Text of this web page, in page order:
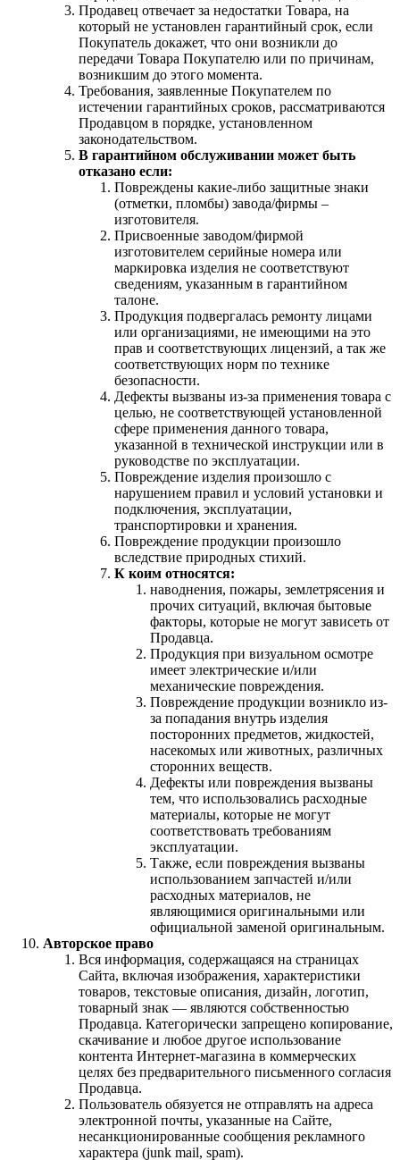
Продавец отвечает за недостатки Товара, на
который не установлен гарантийный срок, если
Покупатель докажет, что они возникли до
передачи Товара Покупателю или по причинам,
возникшим до этого момента.
Требования, заявленные Покупателем по
истечении гарантийных сроков, рассматриваются
Продавцом в порядке, установленном
законодательством.
В гарантийном обслуживании может быть
отказано если:
Повреждены какие-либо защитные знаки
(отметки, пломбы) завода/фирмы –
изготовителя.
Присвоенные заводом/фирмой
изготовителем серийные номера или
маркировка изделия не соответствуют
сведениям, указанным в гарантийном
талоне.
Продукция подвергалась ремонту лицами
или организациями, не имеющими на это
прав и соответствующих лицензий, а так же
соответствующих норм по технике
безопасности.
Дефекты вызваны из-за применения товара с
целью, не соответствующей установленной
сфере применения данного товара,
указанной в технической инструкции или в
руководстве по эксплуатации.
Повреждение изделия произошло с
нарушением правил и условий установки и
подключения, эксплуатации,
транспортировки и хранения.
Повреждение продукции произошло
вследствие природных стихий.
К коим относятся:
наводнения, пожары, землетрясения и
прочих ситуаций, включая бытовые
факторы, которые не могут зависеть от
Продавца.
Продукция при визуальном осмотре
имеет электрические и/или
механические повреждения.
Повреждение продукции возникло из-
за попадания внутрь изделия
посторонних предметов, жидкостей,
насекомых или животных, различных
сторонних веществ.
Дефекты или повреждения вызваны
тем, что использовались расходные
материалы, которые не могут
соответствовать требованиям
эксплуатации.
Также, если повреждения вызваны
использованием запчастей и/или
расходных материалов, не
являющимися оригинальными или
официальной заменой оригинальным.
Авторское право
Вся информация, содержащаяся на страницах
Сайта, включая изображения, характеристики
товаров, текстовые описания, дизайн, логотип,
товарный знак — являются собственностью
Продавца. Категорически запрещено копирование,
скачивание и любое другое использование
контента Интернет-магазина в коммерческих
целях без предварительного письменного согласия
Продавца.
Пользователь обязуется не отправлять на адреса
электронной почты, указанные на Сайте,
несанкционированные сообщения рекламного
характера (junk mail, spam).